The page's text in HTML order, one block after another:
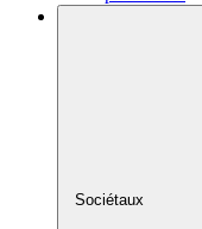
Sociétaux